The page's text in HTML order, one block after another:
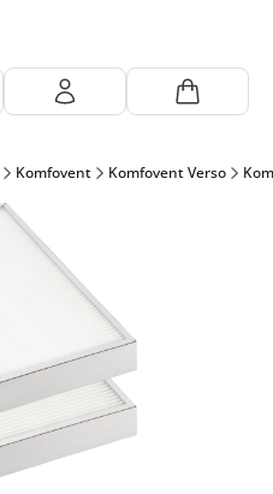
Komfovent Komfovent Verso